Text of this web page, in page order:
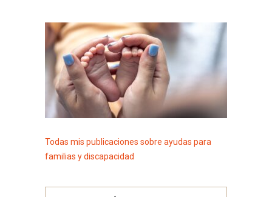
Todas mis publicaciones sobre ayudas para
familias y discapacidad